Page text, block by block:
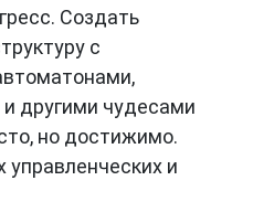
Создать
с
другими чудесами
но достижимо.
управленческих и